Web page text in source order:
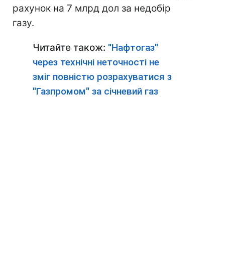
рахунок на 7 млрд дол за недобір
газу.
Читайте також: "Нафтогаз"
через технічні неточності не
зміг повністю розрахуватися з
"Газпромом" за січневий газ